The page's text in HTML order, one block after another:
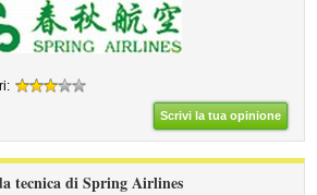
Scrivi la tua opinione
tecnica di Spring Airlines